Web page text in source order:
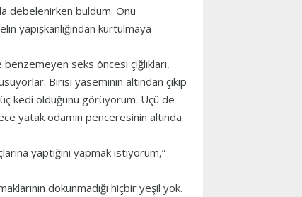
debelenirken buldum. Onu
yapışkanlığından kurtulmaya
seks öncesi çığlıkları,
Birisi yaseminin altından çıkıp
kedi olduğunu görüyorum. Üçü de
yatak odamın penceresinin altında
yaptığını yapmak istiyorum,”
dokunmadığı hiçbir yeşil yok.